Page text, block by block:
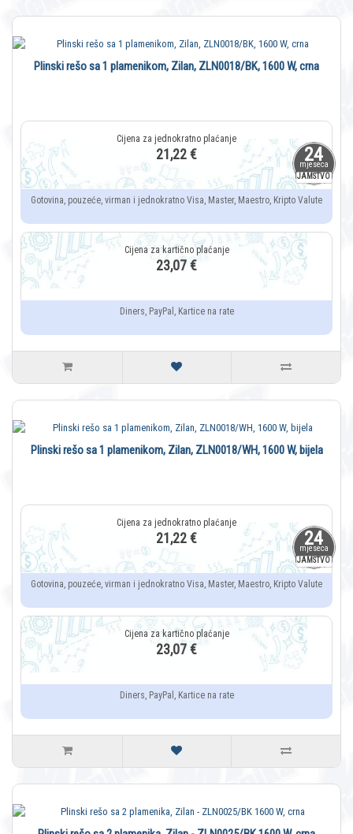
24
mjeseca
JAMSTVO
Plinski rešo sa 1 plamenikom, Zilan, ZLN0018/BK, 1600 W, crna
21,22 €
Gotovina, pouzeće, virman i jednokratno Visa, Master, Maestro, Kripto Valute
23,07 €
Diners, PayPal, Kartice na rate
24
mjeseca
JAMSTVO
Plinski rešo sa 1 plamenikom, Zilan, ZLN0018/WH, 1600 W, bijela
21,22 €
Gotovina, pouzeće, virman i jednokratno Visa, Master, Maestro, Kripto Valute
23,07 €
Diners, PayPal, Kartice na rate